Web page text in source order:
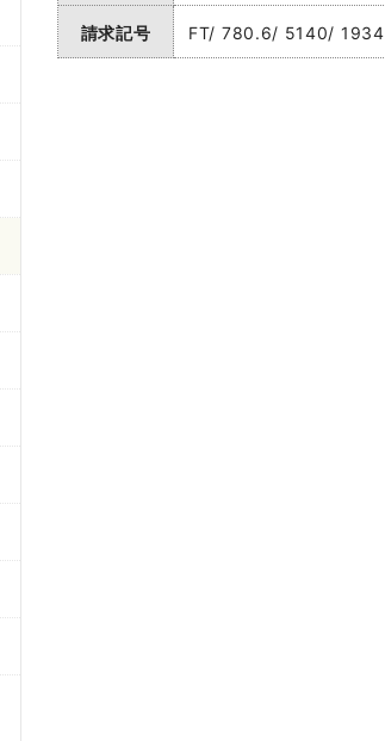
請求記号 FT/ 780.6/ 5140/ 1934